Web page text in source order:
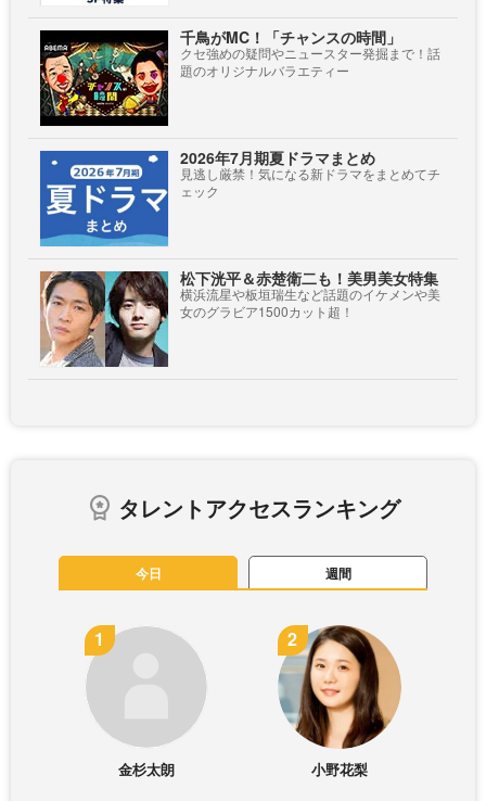
千鳥がMC！「チャンスの時間」
クセ強めの疑問やニュースター発掘まで！話
題のオリジナルバラエティー
2026年7月期夏ドラマまとめ
見逃し厳禁！気になる新ドラマをまとめてチ
ェック
松下洸平＆赤楚衛二も！美男美女特集
横浜流星や板垣瑞生など話題のイケメンや美
女のグラビア1500カット超！
タレントアクセスランキング
今日 週間
金杉太朗 小野花梨